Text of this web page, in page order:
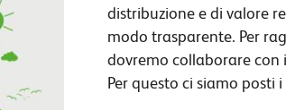
distribuzione e di valore
modo trasparente. Per
dovremo collaborare
Per questo ci siamo posti